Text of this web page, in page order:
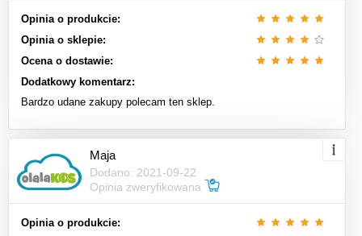
Opinia o produkcie:
Opinia o sklepie:
Ocena o dostawie:
Dodatkowy komentarz:
Bardzo udane zakupy polecam ten sklep.
Maja
Dodano: 2021-09-22
Opinia zweryfikowana
Opinia o produkcie: